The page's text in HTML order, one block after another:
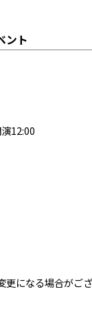
ント
12:00
になる場合がござ